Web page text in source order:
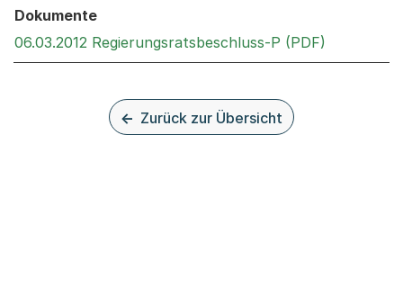
Dokumente
06.03.2012 Regierungsratsbeschluss-P (PDF)
Zurück zur Übersicht